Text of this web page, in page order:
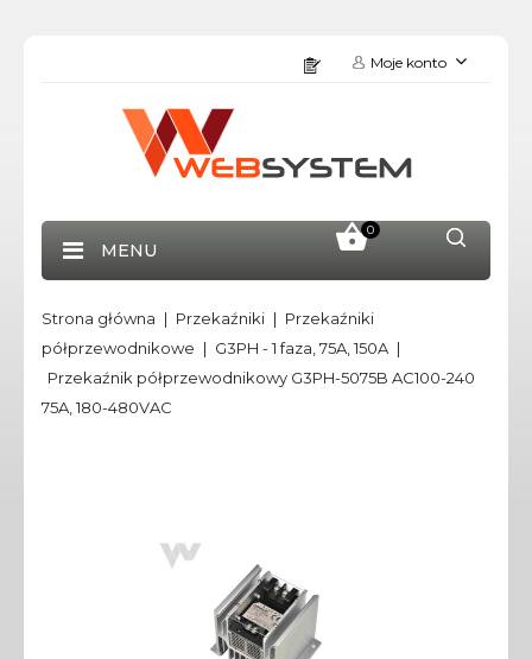
Moje konto
0
MENU
Strona główna Przekaźniki
Przekaźniki
półprzewodnikowe
G3PH - 1 faza, 75A, 150A
Przekaźnik półprzewodnikowy G3PH-5075B AC100-240
75A, 180-480VAC